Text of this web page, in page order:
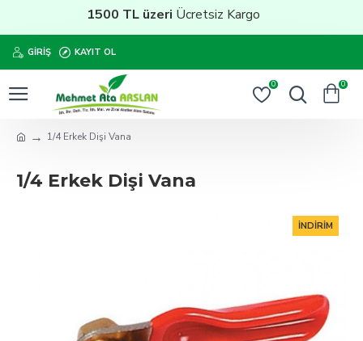
1500 TL üzeriÜcretsiz Kargo
GIRIŞ KAYIT OL
0 0
1/4 Erkek Dişi Vana
1/4 Erkek Dişi Vana
İNDIRIM